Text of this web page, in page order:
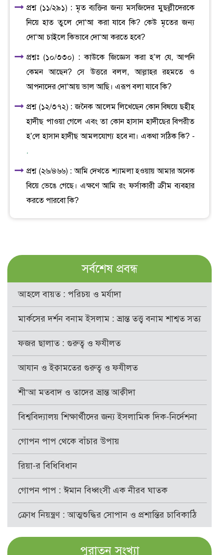
প্রশ্ন (১১/২৯১) : মৃত ব্যক্তির জন্য মসজিদের মুছল্লীদেরকে
নিয়ে হাত তুলে দো‘আ করা যাবে কি? কেউ মৃতের জন্য
দো‘আ চাইলে কিভাবে দো‘আ করতে হবে?
প্রশ্নঃ (১০/৩৩০) : কাউকে জিজ্ঞেস করা হ’ল যে, আপনি
কেমন আছেন? সে উত্তরে বলল, আল্লাহর রহমতে ও
আপনাদের দো‘আয় ভাল আছি। এরূপ বলা যাবে কি?
প্রশ্ন (১২/৩৭২) : জনৈক আলেম লিখেছেন কোন বিষয়ে ছহীহ
হাদীছ পাওয়া গেলে এবং তা কোন হাসান হাদীছের বিপরীত
হ’লে হাসান হাদীছ আমলযোগ্য হবে না। একথা সঠিক কি? -
.
প্রশ্ন (২৬/৪৬৬) : আমি দেখতে শ্যামলা হওয়ায় আমার অনেক
বিয়ে ভেঙে গেছে। এক্ষণে আমি রং ফর্সাকারী ক্রীম ব্যবহার
করতে পারবো কি?
সর্বশেষ প্রবন্ধ
আহলে বায়ত : পরিচয় ও মর্যাদা
মার্কসের দর্শন বনাম ইসলাম : ভ্রান্ত তত্ত্ব বনাম শাশ্বত সত্য
ফজর ছালাত : গুরুত্ব ও ফযীলত
আযান ও ইক্বামতের গুরুত্ব ও ফযীলত
শী‘আ মতবাদ ও তাদের ভ্রান্ত আক্বীদা
বিশ্ববিদ্যালয় শিক্ষার্থীদের জন্য ইসলামিক দিক-নির্দেশনা
গোপন পাপ থেকে বাঁচার উপায়
রিয়া-র বিধিবিধান
গোপন পাপ : ঈমান বিধ্বংসী এক নীরব ঘাতক
ক্রোধ নিয়ন্ত্রণ : আত্মশুদ্ধির সোপান ও প্রশান্তির চাবিকাঠি
পুরাতন সংখ্যা